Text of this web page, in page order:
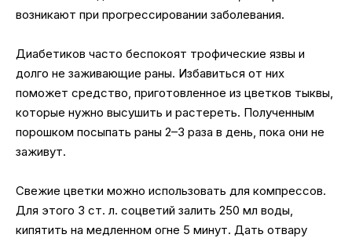
возникают при прогрессировании заболевания.
Диабетиков часто беспокоят трофические язвы и
долго не заживающие раны. Избавиться от них
поможет средство, приготовленное из цветков тыквы,
которые нужно высушить и растереть. Полученным
порошком посыпать раны 2–3 раза в день, пока они не
заживут.
Свежие цветки можно использовать для компрессов.
Для этого 3 ст. л. соцветий залить 250 мл воды,
кипятить на медленном огне 5 минут. Дать отвару